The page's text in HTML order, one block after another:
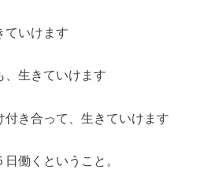
ていけます
、生きていけます
付き合って、生きていけます
働くということ。